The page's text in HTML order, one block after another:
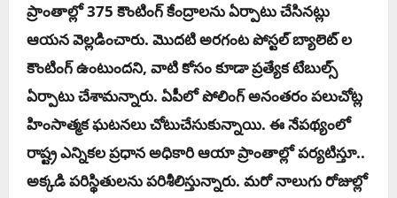
ప్రాంతాల్లో 375 కౌంటింగ్ కేంద్రాలను ఏర్పాటు చేసిన‌ట్లు
ఆయ‌న వెల్ల‌డించారు. మొద‌టి అర‌గంట పోస్ట‌ల్ బ్యాలెట్ ల
కౌంటింగ్ ఉంటుంద‌ని, వాటి కోసం కూడా ప్ర‌త్యేక టేబుల్స్
ఏర్పాటు చేశామ‌న్నారు. ఏపీలో పోలింగ్ అనంతరం ప‌లుచోట్ల
హింసాత్మ‌క ఘ‌ట‌న‌లు చోటుచేసుకున్నాయి. ఈ నేప‌థ్యంలో
రాష్ట్ర ఎన్నికల ప్రధాన అధికారి ఆయా ప్రాంతాల్లో ప‌ర్య‌టిస్తూ..
అక్క‌డి పరిస్థితులను ప‌రిశీలిస్తున్నారు. మ‌రో నాలుగు రోజుల్లో